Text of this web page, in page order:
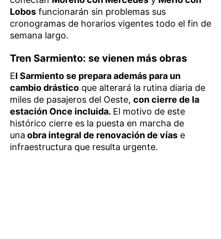
Lobos funcionarán sin problemas sus
cronogramas de horarios vigentes todo el fin de
semana largo.
Tren Sarmiento: se vienen más obras
El Sarmiento se prepara además para un
cambio drástico que alterará la rutina diaria de
miles de pasajeros del Oeste, con cierre de la
estación Once incluida. El motivo de este
histórico cierre es la puesta en marcha de
una obra integral de renovación de vías e
infraestructura que resulta urgente.